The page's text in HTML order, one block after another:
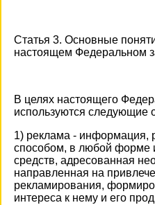
Статья 3. Основные
настоящем Федеральном
В целях настоящего
используются следующие
1) реклама - информация,
способом, в любой форме
средств, адресованная
направленная на
рекламирования,
интереса к нему и его